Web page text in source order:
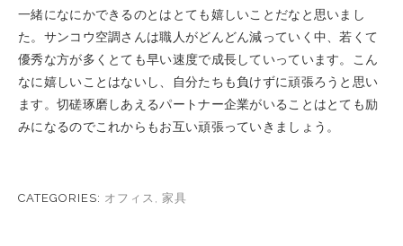
一緒になにかできるのとはとても嬉しいことだなと思いまし
た。サンコウ空調さんは職人がどんどん減っていく中、若くて
優秀な方が多くとても早い速度で成長していっています。こん
なに嬉しいことはないし、自分たちも負けずに頑張ろうと思い
ます。切磋琢磨しあえるパートナー企業がいることはとても励
みになるのでこれからもお互い頑張っていきましょう。
CATEGORIES: オフィス 家具